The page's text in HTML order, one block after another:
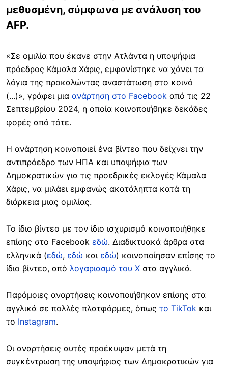
μεθυσμένη, σύμφωνα με ανάλυση του
AFP.
«Σε ομιλία που έκανε στην Ατλάντα η υποψήφια
πρόεδρος Κάμαλα Χάρις, εμφανίστηκε να χάνει τα
λόγια της προκαλώντας αναστάτωση στο κοινό
(...)», γράφει μια ανάρτηση στο Facebook από τις 22
Σεπτεμβρίου 2024, η οποία κοινοποιήθηκε δεκάδες
φορές από τότε.
Η ανάρτηση κοινοποιεί ένα βίντεο που δείχνει την
αντιπρόεδρο των ΗΠΑ και υποψήφια των
Δημοκρατικών για τις προεδρικές εκλογές Κάμαλα
Χάρις, να μιλάει εμφανώς ακατάληπτα κατά τη
διάρκεια μιας ομιλίας.
Το ίδιο βίντεο με τον ίδιο ισχυρισμό κοινοποιήθηκε
επίσης στο Facebook εδώ. Διαδικτυακά άρθρα στα
ελληνικά (εδώ, εδώ και εδώ) κοινοποίησαν επίσης το
ίδιο βίντεο, από λογαριασμό του Χ στα αγγλικά.
Παρόμοιες αναρτήσεις κοινοποιήθηκαν επίσης στα
αγγλικά σε πολλές πλατφόρμες, όπως το TikTok και
το Instagram.
Οι αναρτήσεις αυτές προέκυψαν μετά τη
συγκέντρωση της υποψήφιας των Δημοκρατικών για